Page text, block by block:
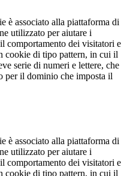
è associato alla piattaforma di
utilizzato per aiutare i
comportamento dei visitatori e
cookie di tipo pattern, in cui il
serie di numeri e lettere, che
per il dominio che imposta il
è associato alla piattaforma di
utilizzato per aiutare i
comportamento dei visitatori e
cookie di tipo pattern, in cui il